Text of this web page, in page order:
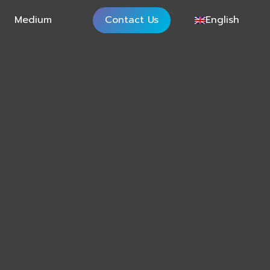
Medium Contact Us English